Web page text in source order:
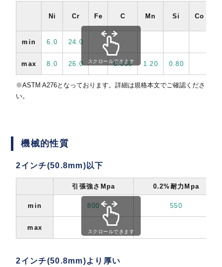
Ni Cr Fe C Mn Si Co
min 6.0 24.0
max 8.0 26.0 0.030 1.20 0.80
スクロールできます
※ASTM A276となっております。詳細は規格本文でご確認くださ
い。
機械的性質
2インチ(50.8mm)以下
引張強さMpa 0.2%耐力Mpa
min 800 550
max スクロールできます
2インチ(50.8mm)より厚い